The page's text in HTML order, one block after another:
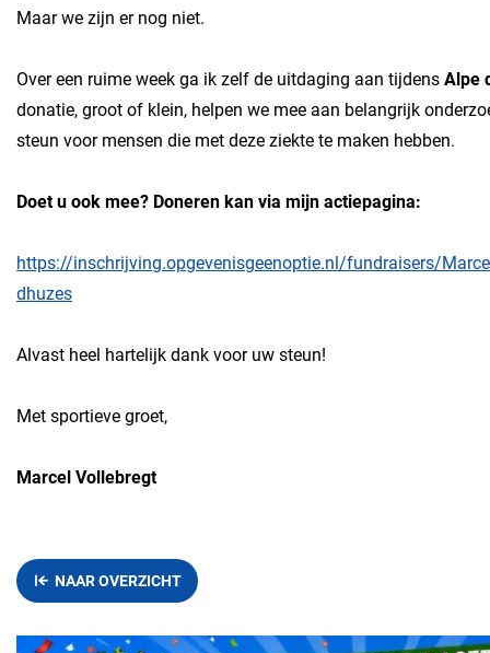
Maar we zijn er nog niet.
Over een ruime week ga ik zelf de uitdaging aan tijdens Alpe
donatie, groot of klein, helpen we mee aan belangrijk
steun voor mensen die met deze ziekte te maken hebben.
Doet u ook mee? Doneren kan via mijn actiepagina:
https://inschrijving.opgevenisgeenoptie.nl/fundraisers/
dhuzes
Alvast heel hartelijk dank voor uw steun!
Met sportieve groet,
Marcel Vollebregt
NAAR OVERZICHT